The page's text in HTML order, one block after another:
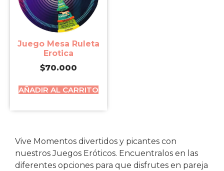
Juego Mesa Ruleta
Erotica
$70.000
AÑADIR AL CARRITO
Vive Momentos divertidos y picantes con
nuestros Juegos Eróticos. Encuentralos en las
diferentes opciones para que disfrutes en pareja